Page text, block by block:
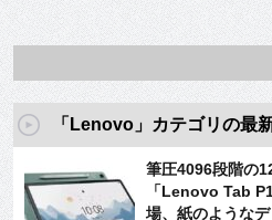
「Lenovo」カテゴリの最
筆圧4096段階の
「Lenovo Tab
場、紙のような